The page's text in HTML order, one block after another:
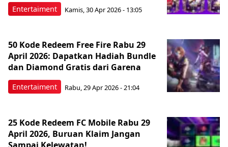
Entertaiment Kamis, 30 Apr 2026 - 13:05
Entertaiment
50 Kode Redeem Free Fire Rabu 29
April 2026: Dapatkan Hadiah Bundle
dan Diamond Gratis dari Garena
Rabu, 29 Apr 2026 - 21:04
25 Kode Redeem FC Mobile Rabu 29
April 2026, Buruan Klaim Jangan